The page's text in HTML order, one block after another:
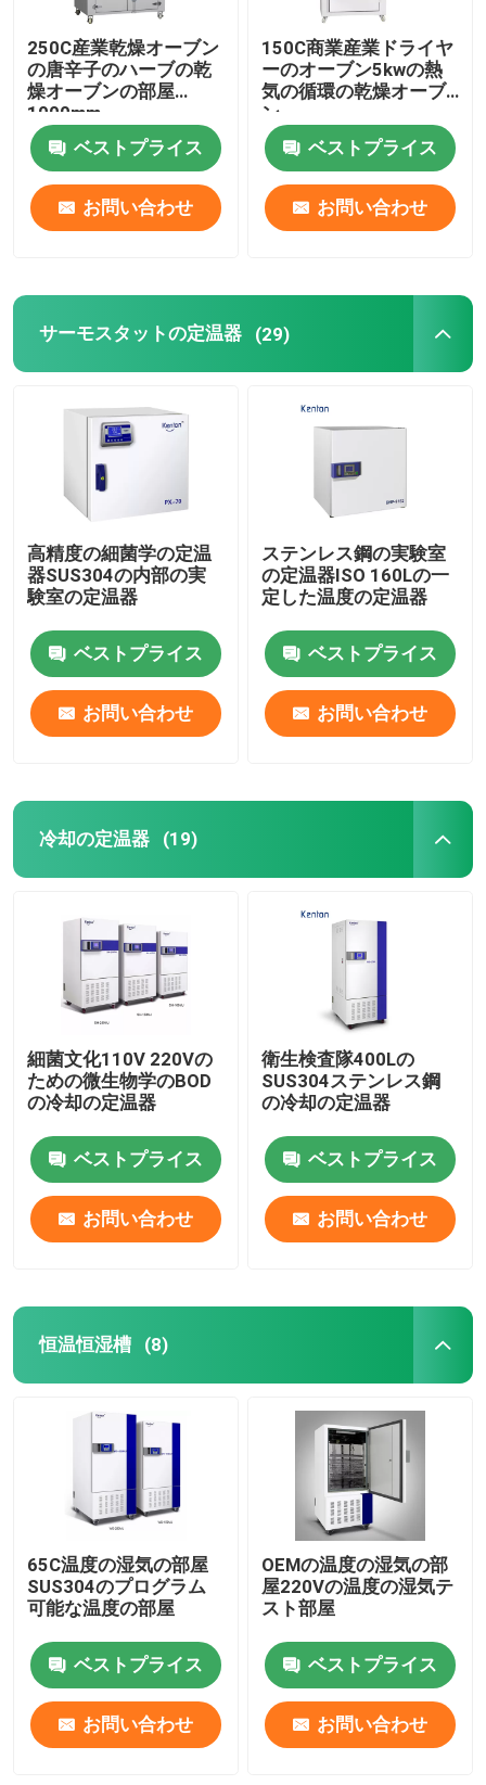
実験用ウォーターバス
250C産業乾燥オーブン
の唐辛子のハーブの乾
燥オーブンの部屋
1000mm
ベストプライス
お問い合わせ
150C商業産業ドライヤ
ーのオーブン5kwの熱
気の循環の乾燥オーブ
ン
ベストプライス
お問い合わせ
サーモスタットの定温器 (29)
高精度の細菌学の定温
器SUS304の内部の実
験室の定温器
ベストプライス
お問い合わせ
ステンレス鋼の実験室
の定温器ISO 160Lの一
定した温度の定温器
ベストプライス
お問い合わせ
冷却の定温器 (19)
細菌文化110V 220Vの
ための微生物学のBOD
の冷却の定温器
ベストプライス
お問い合わせ
衛生検査隊400Lの
SUS304ステンレス鋼
の冷却の定温器
ベストプライス
お問い合わせ
恒温恒湿槽 (8)
65C温度の湿気の部屋
SUS304のプログラム
可能な温度の部屋
ベストプライス
お問い合わせ
OEMの温度の湿気の部
屋220Vの温度の湿気テ
スト部屋
ベストプライス
お問い合わせ